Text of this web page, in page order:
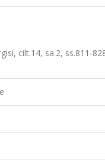
cilt.14, sa.2, ss.811-